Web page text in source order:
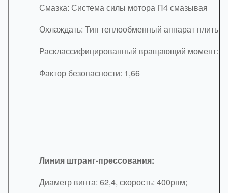
Смазка: Система силы мотора П4 смазывая
Охлаждать: Тип теплообменный аппарат плиты
Расклассифицированный вращающий момент:
Фактор безопасности: 1,66
Линия штранг-прессования:
Диаметр винта: 62,4, скорость: 400рпм;